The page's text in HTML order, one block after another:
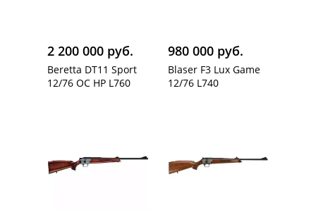
2 200 000 руб.
Beretta DT11 Sport
12/76 OC HP L760
980 000 руб.
Blaser F3 Lux Game
12/76 L740